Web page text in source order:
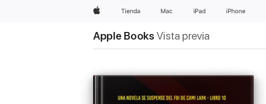
AppleTienda Mac iPad iPhone
Apple Books Vista previa